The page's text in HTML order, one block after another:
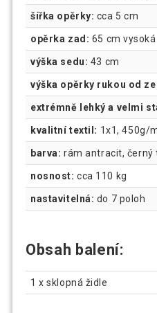
šířka opěrky: cca 5 cm
opěrka zad: 65 cm vysoká
výška sedu: 43 cm
výška opěrky rukou od
extrémně lehký a velmi
kvalitní textil: 1x1, 450g/
barva: rám antracit, černý
nosnost: cca 110 kg
nastavitelná: do 7 poloh
Obsah balení:
1 x sklopná židle